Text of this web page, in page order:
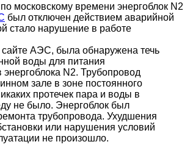
московскому времени энергоблок N2
был отключен действием аварийной
стало нарушение в работе
сайте АЭС, была обнаружена течь
воды для питания
энергоблока N2. Трубопровод
зале в зоне постоянного
протечек пара и воды в
не было. Энергоблок был
трубопровода. Ухудшения
или нарушения условий
не произошло.